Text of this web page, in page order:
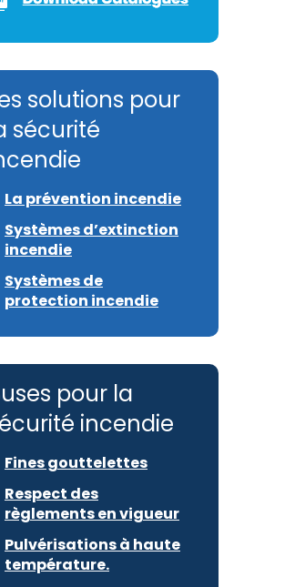
solutions pour
sécurité
La prévention incendie
Systèmes d’extinction
incendie
Systèmes de
protection incendie
pour la
incendie
Fines gouttelettes
Respect des
règlements en vigueur
Pulvérisations à haute
température.